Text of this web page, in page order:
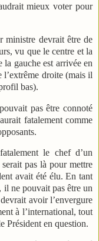
mieux voter pour
ministre devrait être de
vu que le centre et la
gauche est arrivée en
droite (mais il
bas).
pas être connoté
fatalement comme
le chef d’un
pas là pour mettre
avait été élu. En tant
il ne pouvait pas être un
avoir l’envergure
à l’international, tout
Président en question.